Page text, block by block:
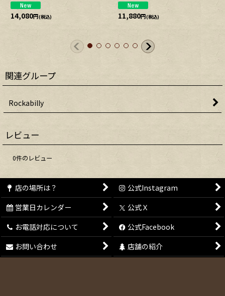
14,080円(税込) 11,880円(税込)
関連グループ
Rockabilly
レビュー
0件のレビュー
店の場所は？
公式Instagram
営業日カレンダー
公式Ｘ
お電話対応について
公式Facebook
お問い合わせ
店舗の紹介